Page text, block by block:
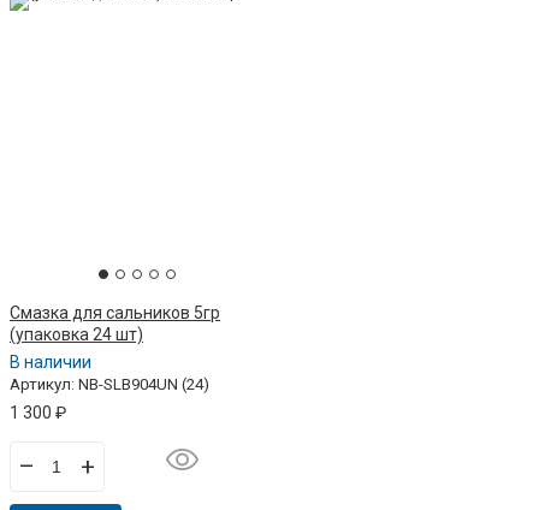
Смазка для сальников 5гр
(упаковка 24 шт)
В наличии
Артикул: NB-SLB904UN (24)
1 300 ₽
– +